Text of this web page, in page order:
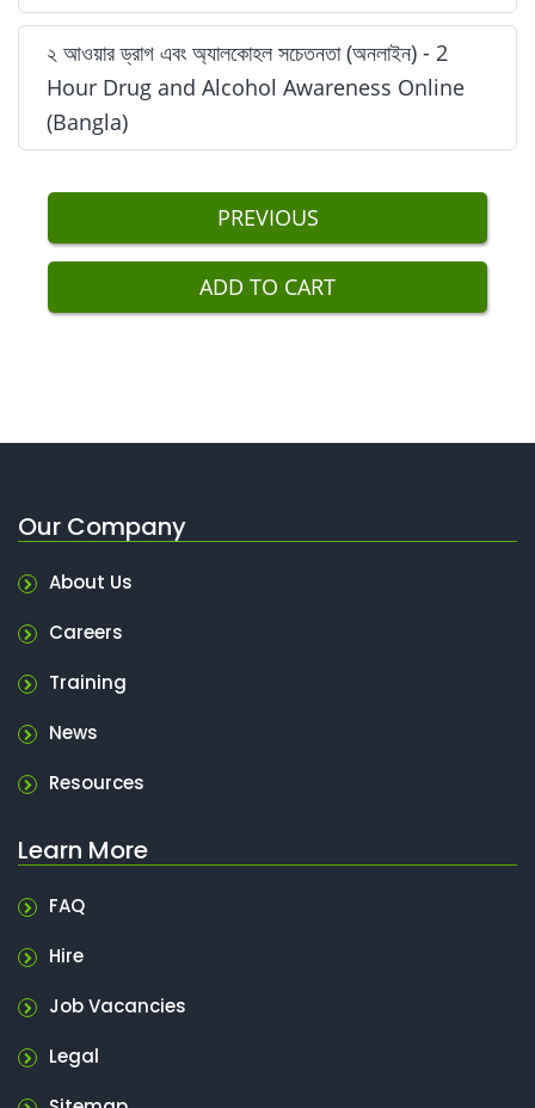
৮ ঘন্টা পতন প্রতিরোধ (অনলাইন) - 8 Hour Fall Prevention
Online (Bangla) - Included
২ আওয়ার ড্রাগ এবং অ্যালকোহল সচেতনতা (অনলাইন) - 2
Hour Drug and Alcohol Awareness Online
(Bangla)
২ আওয়ার ড্রাগ এবং অ্যালকোহল সচেতনতা (অনলাইন) - 2 Hour
Drug and Alcohol Awareness Online (Bangla) -
Included
PREVIOUS
ADD TO CART
Our Company
About Us
Careers
Training
News
Resources
Learn More
FAQ
Hire
Job Vacancies
Legal